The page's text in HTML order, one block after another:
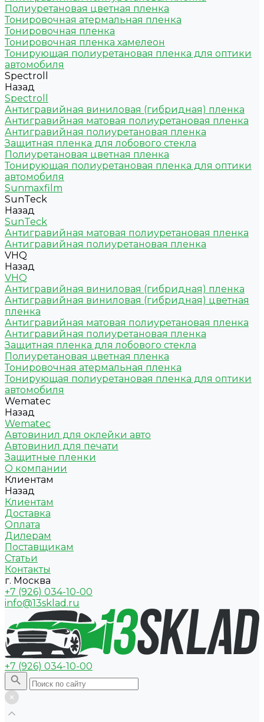
Полиуретановая цветная пленка
Тонировочная атермальная пленка
Тонировочная пленка
Тонировочная пленка хамелеон
Тонирующая полиуретановая пленка для оптики
автомобиля
Spectroll
Назад
Spectroll
Антигравийная виниловая (гибридная) пленка
Антигравийная матовая полиуретановая пленка
Антигравийная полиуретановая пленка
Защитная пленка для лобового стекла
Полиуретановая цветная пленка
Тонирующая полиуретановая пленка для оптики
автомобиля
Sunmaxfilm
SunTeck
Назад
SunTeck
Антигравийная матовая полиуретановая пленка
Антигравийная полиуретановая пленка
VHQ
Назад
VHQ
Антигравийная виниловая (гибридная) пленка
Антигравийная виниловая (гибридная) цветная
пленка
Антигравийная матовая полиуретановая пленка
Антигравийная полиуретановая пленка
Защитная пленка для лобового стекла
Полиуретановая цветная пленка
Тонировочная атермальная пленка
Тонирующая полиуретановая пленка для оптики
автомобиля
Wematec
Назад
Wematec
Автовинил для оклейки авто
Автовинил для печати
Защитные пленки
О компании
Клиентам
Назад
Клиентам
Доставка
Оплата
Дилерам
Поставщикам
Статьи
Контакты
г. Москва
+7 (926) 034-10-00
info@13sklad.ru
+7 (926) 034-10-00